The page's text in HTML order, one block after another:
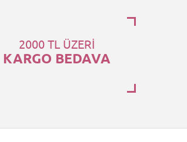
2000 TL ÜZERİ
KARGO BEDAVA